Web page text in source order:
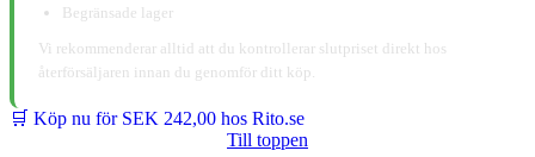
Begränsade lager
Vi rekommenderar alltid att du kontrollerar slutpriset direkt hos
återförsäljaren innan du genomför ditt köp.
🛒 Köp nu för SEK 242,00 hos Rito.se
Till toppen